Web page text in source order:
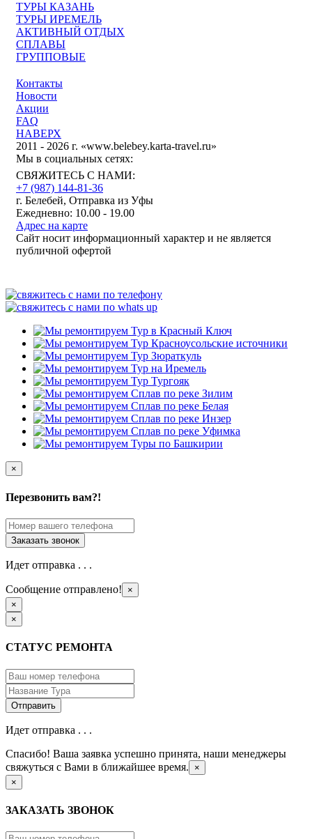
Контакты
Новости
Акции
FAQ
НАВЕРХ
2011 - 2026 г. «www.belebey.karta-travel.ru»
ТУРЫ КАЗАНЬ
ТУРЫ ИРЕМЕЛЬ
АКТИВНЫЙ ОТДЫХ
СПЛАВЫ
ГРУППОВЫЕ
Мы в социальных сетях:
СВЯЖИТЕСЬ С НАМИ:
+7 (987) 144-81-36
г. Белебей, Отправка из Уфы
Ежедневно: 10.00 - 19.00
Адрес на карте
Сайт носит информационный характер и не является
публичной офертой
×
Перезвонить вам?!
Идет отправка . . .
Сообщение отправлено!
×
×
×
СТАТУС РЕМОНТА
Идет отправка . . .
Спасибо! Ваша заявка успешно принята, наши менеджеры
свяжуться с Вами в ближайшее время.
×
×
ЗАКАЗАТЬ ЗВОНОК